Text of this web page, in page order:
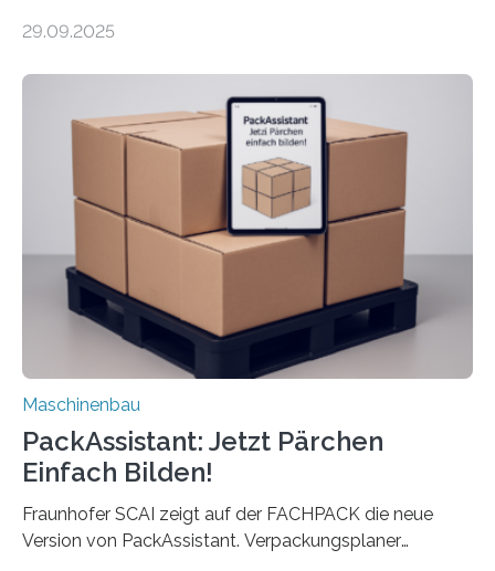
Mensch-Maschine-Schnittstelle so sehr vereinfacht,
Die zugrunde liegende Methodik lässt sich auf alle
anderen Maschinen übertragen. Eine Falzmaschine
umzurüsten ist ein Job für echte Profis. Eine solche
Maschine faltet in Druckereien Broschüren, Prospekte,
Landkarten und vieles mehr – mehrere Zehntausend
Exemplare pro Stunde. Je nach Maschinentyp und
Auftrag kann das Umrüsten…
29.09.2025
Maschinenbau
PackAssistant: Jetzt Pärchen
Einfach Bilden!
Fraunhofer SCAI zeigt auf der FACHPACK die neue
Version von PackAssistant. Verpackungsplaner